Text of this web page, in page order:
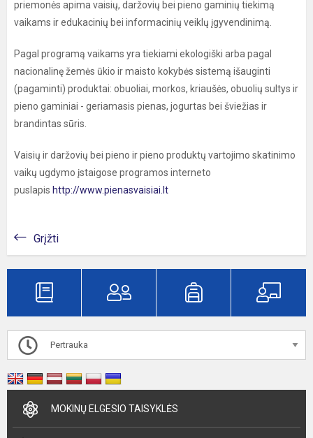
priemonės apima vaisių, daržovių bei pieno gaminių tiekimą
vaikams ir edukacinių bei informacinių veiklų įgyvendinimą.
Pagal programą vaikams yra tiekiami ekologiški arba pagal
nacionalinę žemės ūkio ir maisto kokybės sistemą išauginti
(pagaminti) produktai: obuoliai, morkos, kriaušės, obuolių sultys ir
pieno gaminiai - geriamasis pienas, jogurtas bei šviežias ir
brandintas sūris.
Vaisių ir daržovių bei pieno ir pieno produktų vartojimo skatinimo
vaikų ugdymo įstaigose programos interneto
puslapis http://www.pienasvaisiai.lt
Grįžti
Pertrauka
MOKINŲ ELGESIO TAISYKLĖS